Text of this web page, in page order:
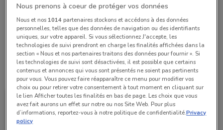
Ouvert
Lundi 09:00 / 20:00
Mardi 09:00 / 20:00
Mercredi 09:00 / 17:00
Jeudi
Vendredi 09:00 / 20:00
Samedi 09:00 / 20:00
Dimanche 10:00 / 19:00
33155251414
Toutes les offres de ce magasin
Nous prenons à coeur de protéger vos données
Nous et nos 1014partenaires stockons et accédons à des données
personnelles, telles que des données de navigation ou des identifiants
uniques, sur votre appareil. Si vous sélectionnez J'accepte, les
technologies de suivi prendront en charge les finalités affichées dans la
section « Nous et nos partenaires traitons des données pour fournir ». Si
les technologies de suivi sont désactivées, il est possible que certains
contenus et annonces qui vous sont présentés ne soient pas pertinents
pour vous. Vous pouvez faire réapparaître ce menu pour modifier vos
choix ou pour retirer votre consentement à tout moment en cliquant sur
le lien Afficher toutes les finalités en bas de page. Les choix que vous
avez fait aurons un effet sur notre ou nos Site Web. Pour plus
d’informations, reportez-vous à notre politique de confidentialité.Privacy
policy